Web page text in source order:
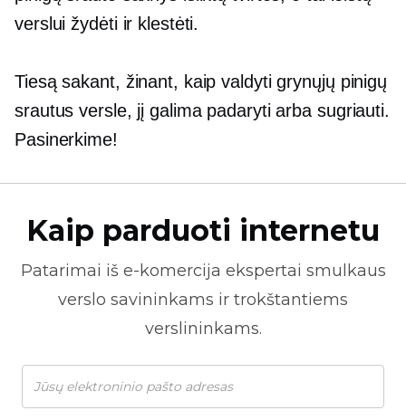
verslui žydėti ir klestėti.
Tiesą sakant, žinant, kaip valdyti grynųjų pinigų
srautus versle, jį galima padaryti arba sugriauti.
Pasinerkime!
Kaip parduoti internetu
Patarimai iš e-komercija ekspertai smulkaus
verslo savininkams ir trokštantiems
verslininkams.